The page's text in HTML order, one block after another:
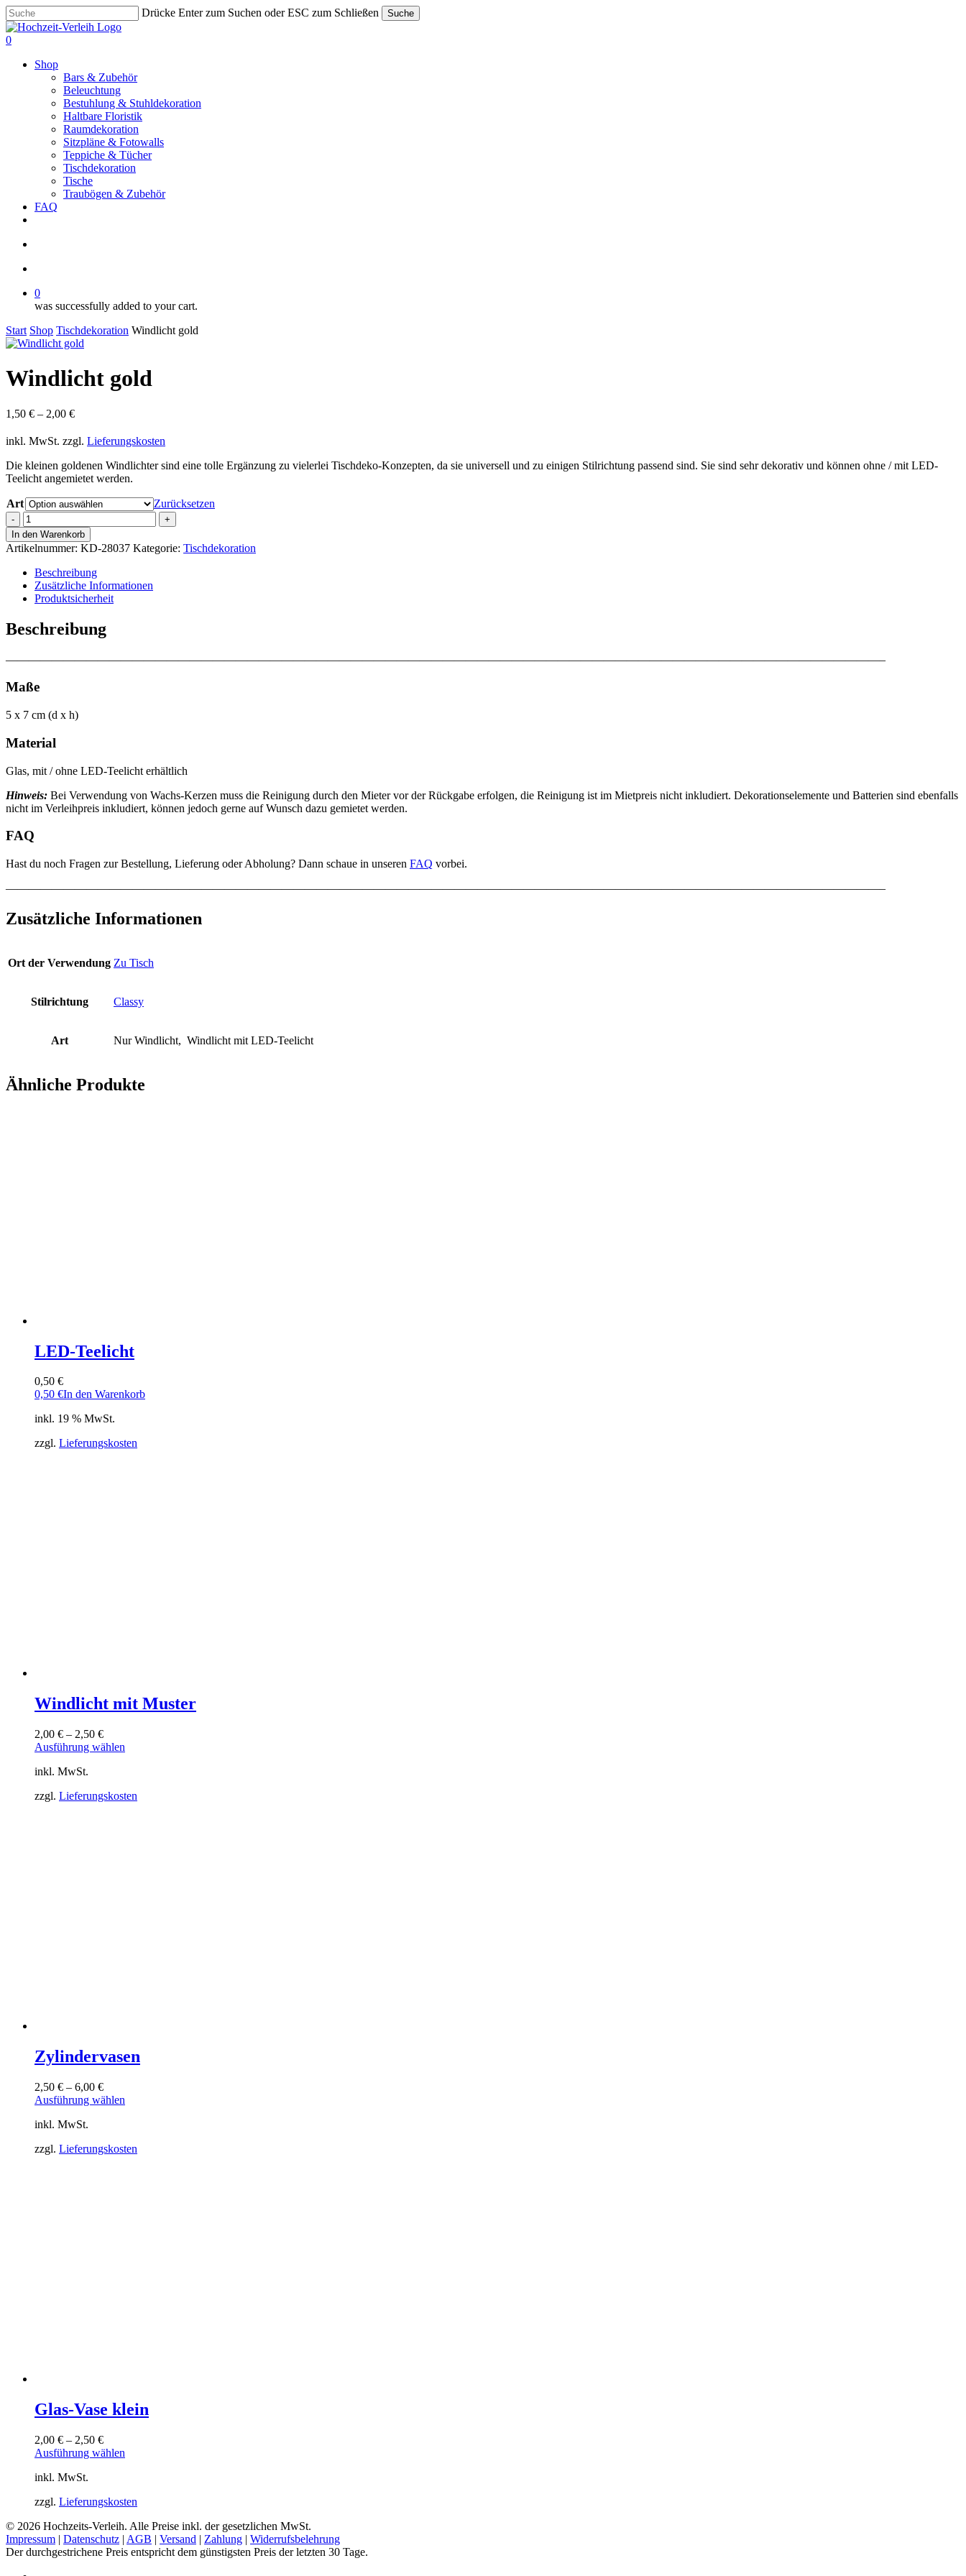
Skip
to
main
Drücke Enter zum Suchen oder ESC zum Schließen Suche
Close
Search
search
account
0
Shop
Bars & Zubehör
Beleuchtung
Bestuhlung & Stuhldekoration
Haltbare Floristik
Raumdekoration
Sitzpläne & Fotowalls
Teppiche & Tücher
Tischdekoration
Tische
Traubögen & Zubehör
FAQ
0
was successfully added to your cart.
Start Shop Tischdekoration Windlicht gold
Windlicht gold
1,50 € – 2,00 €
inkl. MwSt. zzgl. Lieferungskosten
Die kleinen goldenen Windlichter sind eine tolle Ergänzung zu vielerlei Tischdeko-Konzepten, da sie universell und zu einigen Stilrichtung passend sind. Sie sind sehr dekorativ und können ohne / mit LED-
Teelicht angemietet werden.
Art
Zurücksetzen
Windlicht
gold
Menge
In den Warenkorb
Artikelnummer: KD-28037 Kategorie: Tischdekoration
Beschreibung
Zusätzliche Informationen
Produktsicherheit
Beschreibung
————————————————————————————————————————————————————————————————————————————–
Maße
5 x 7 cm (d x h)
Material
Glas, mit / ohne LED-Teelicht erhältlich
Hinweis: Bei Verwendung von Wachs-Kerzen muss die Reinigung durch den Mieter vor der Rückgabe erfolgen, die Reinigung ist im Mietpreis nicht inkludiert. Dekorationselemente und Batterien sind ebenfalls
nicht im Verleihpreis inkludiert, können jedoch gerne auf Wunsch dazu gemietet werden.
FAQ
Hast du noch Fragen zur Bestellung, Lieferung oder Abholung? Dann schaue in unseren FAQ vorbei.
————————————————————————————————————————————————————————————————————————————–
Zusätzliche Informationen
Ort der Verwendung Zu Tisch
Stilrichtung Classy
Art Nur Windlicht, Windlicht mit LED-Teelicht
Ähnliche Produkte
LED-Teelicht
0,50 €
0,50 €In den Warenkorb
inkl. 19 % MwSt.
zzgl. Lieferungskosten
Windlicht mit Muster
2,00 € – 2,50 €
Ausführung wählen
Varianten
inkl. MwSt.
zzgl. Lieferungskosten
Zylindervasen
2,50 € – 6,00 €
Ausführung wählen
Varianten
inkl. MwSt.
zzgl. Lieferungskosten
Glas-Vase klein
2,00 € – 2,50 €
Ausführung wählen
Varianten
Die
Optionen
können
inkl. MwSt.
zzgl. Lieferungskosten
© 2026 Hochzeits-Verleih. Alle Preise inkl. der gesetzlichen MwSt.
Impressum | Datenschutz | AGB | Versand | Zahlung | Widerrufsbelehrung
Der durchgestrichene Preis entspricht dem günstigsten Preis der letzten 30 Tage.